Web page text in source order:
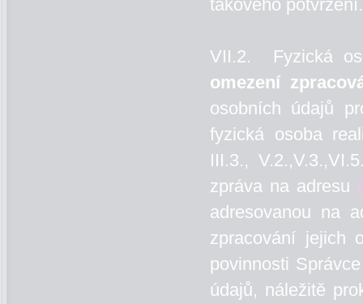
takového
VII.2. Fyzická
omezení
osobních údajů
fyzická osoba
III.3.,
zpráva na adresu
adresovanou na
zpracování jejich
povinnosti
údajů, náležitě